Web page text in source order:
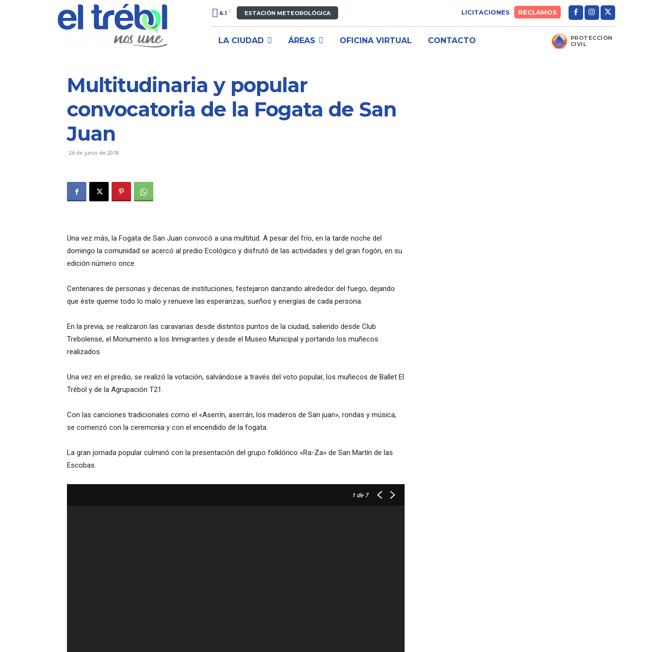
6.1 C ESTACIÓN METEOROLÓGICA LICITACIONES RECLAMOS
LA CIUDAD ÁREAS OFICINA VIRTUAL CONTACTO
PROTECCIÓN
CIVIL
Multitudinaria y popular
convocatoria de la Fogata de San
Juan
26 de junio de 2018
Una vez más, la Fogata de San Juan convocó a una multitud. A pesar del frío, en la tarde noche del
domingo la comunidad se acercó al predio Ecológico y disfrutó de las actividades y del gran fogón, en su
edición número once.
Centenares de personas y decenas de instituciones, festejaron danzando alrededor del fuego, dejando
que éste queme todo lo malo y renueve las esperanzas, sueños y energías de cada persona.
En la previa, se realizaron las caravanas desde distintos puntos de la ciudad, saliendo desde Club
Trebolense, el Monumento a los Inmigrantes y desde el Museo Municipal y portando los muñecos
realizados.
Una vez en el predio, se realizó la votación, salvándose a través del voto popular, los muñecos de Ballet El
Trébol y de la Agrupación T21.
Con las canciones tradicionales como el «Aserrín, aserrán, los maderos de San juan», rondas y música,
se comenzó con la ceremonia y con el encendido de la fogata.
La gran jornada popular culminó con la presentación del grupo folklórico «Ra-Za» de San Martín de las
Escobas.
1 de 7